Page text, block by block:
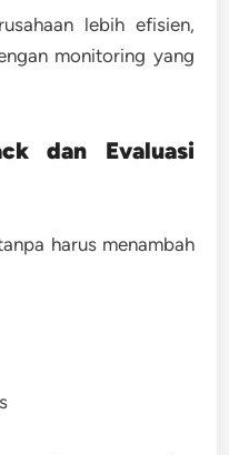
lebih efisien,
monitoring yang
dan Evaluasi
harus menambah